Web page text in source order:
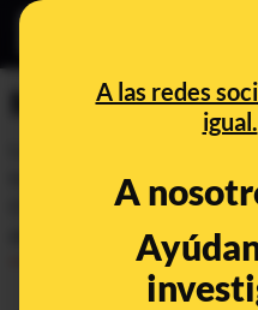
A las redes
igual.
A
Maldito Clima
La urgencia de la crisis
todos los ámbitos de la
Clima: un espacio donde,
desinformación climática,